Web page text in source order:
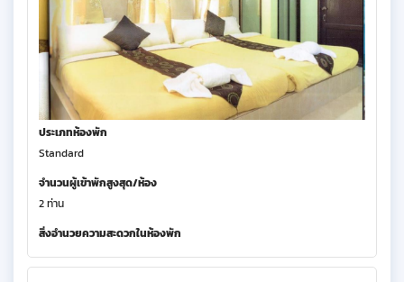
ประเภทห้องพัก
Standard
จำนวนผู้เข้าพักสูงสุด/ห้อง
2 ท่าน
สิ่งอำนวยความสะดวกในห้องพัก